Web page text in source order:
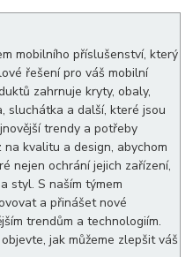
mobilního příslušenství, který
řešení pro váš mobilní
zahrnuje kryty, obaly,
sluchátka a další, které jsou
trendy a potřeby
na kvalitu a design, abychom
nejen ochrání jejich zařízení,
styl. S naším týmem
a přinášet nové
trendům a technologiím.
jak můžeme zlepšit váš